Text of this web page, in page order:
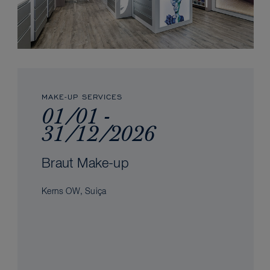
MAKE-UP SERVICES
01/01 -
31/12/2026
Braut Make-up
Kerns OW, Suiça